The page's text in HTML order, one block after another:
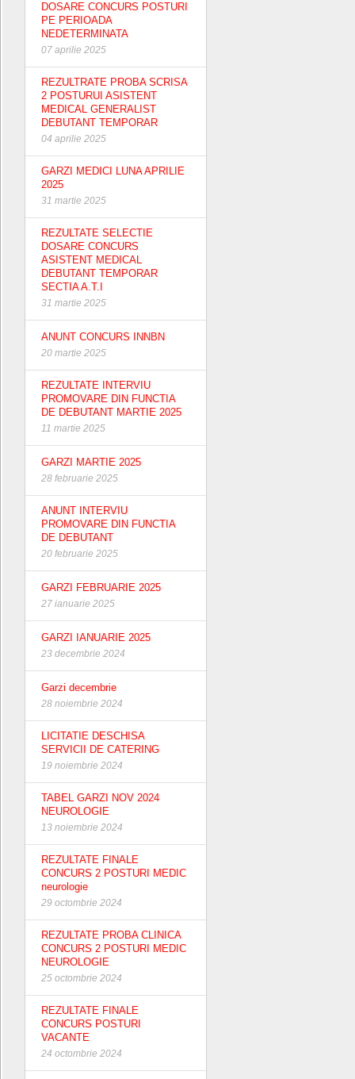
DOSARE CONCURS POSTURI
PE PERIOADA
NEDETERMINATA
07 aprilie 2025
REZULTRATE PROBA SCRISA
2 POSTURUI ASISTENT
MEDICAL GENERALIST
DEBUTANT TEMPORAR
04 aprilie 2025
GARZI MEDICI LUNA APRILIE
2025
31 martie 2025
REZULTATE SELECTIE
DOSARE CONCURS
ASISTENT MEDICAL
DEBUTANT TEMPORAR
SECTIA A.T.I
31 martie 2025
ANUNT CONCURS INNBN
20 martie 2025
REZULTATE INTERVIU
PROMOVARE DIN FUNCTIA
DE DEBUTANT MARTIE 2025
11 martie 2025
GARZI MARTIE 2025
28 februarie 2025
ANUNT INTERVIU
PROMOVARE DIN FUNCTIA
DE DEBUTANT
20 februarie 2025
GARZI FEBRUARIE 2025
27 ianuarie 2025
GARZI IANUARIE 2025
23 decembrie 2024
Garzi decembrie
28 noiembrie 2024
LICITATIE DESCHISA
SERVICII DE CATERING
19 noiembrie 2024
TABEL GARZI NOV 2024
NEUROLOGIE
13 noiembrie 2024
REZULTATE FINALE
CONCURS 2 POSTURI MEDIC
neurologie
29 octombrie 2024
REZULTATE PROBA CLINICA
CONCURS 2 POSTURI MEDIC
NEUROLOGIE
25 octombrie 2024
REZULTATE FINALE
CONCURS POSTURI
VACANTE
24 octombrie 2024